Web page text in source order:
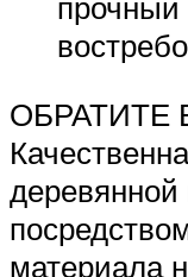
ОБРАТИТЕ
деревянной
материала